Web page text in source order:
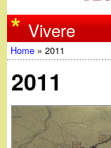
w
w
w
Vivere
Tu
sei
qui
Home »2011
2011